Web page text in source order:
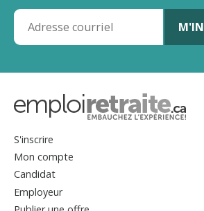
S'inscrire
Mon compte
Candidat
Employeur